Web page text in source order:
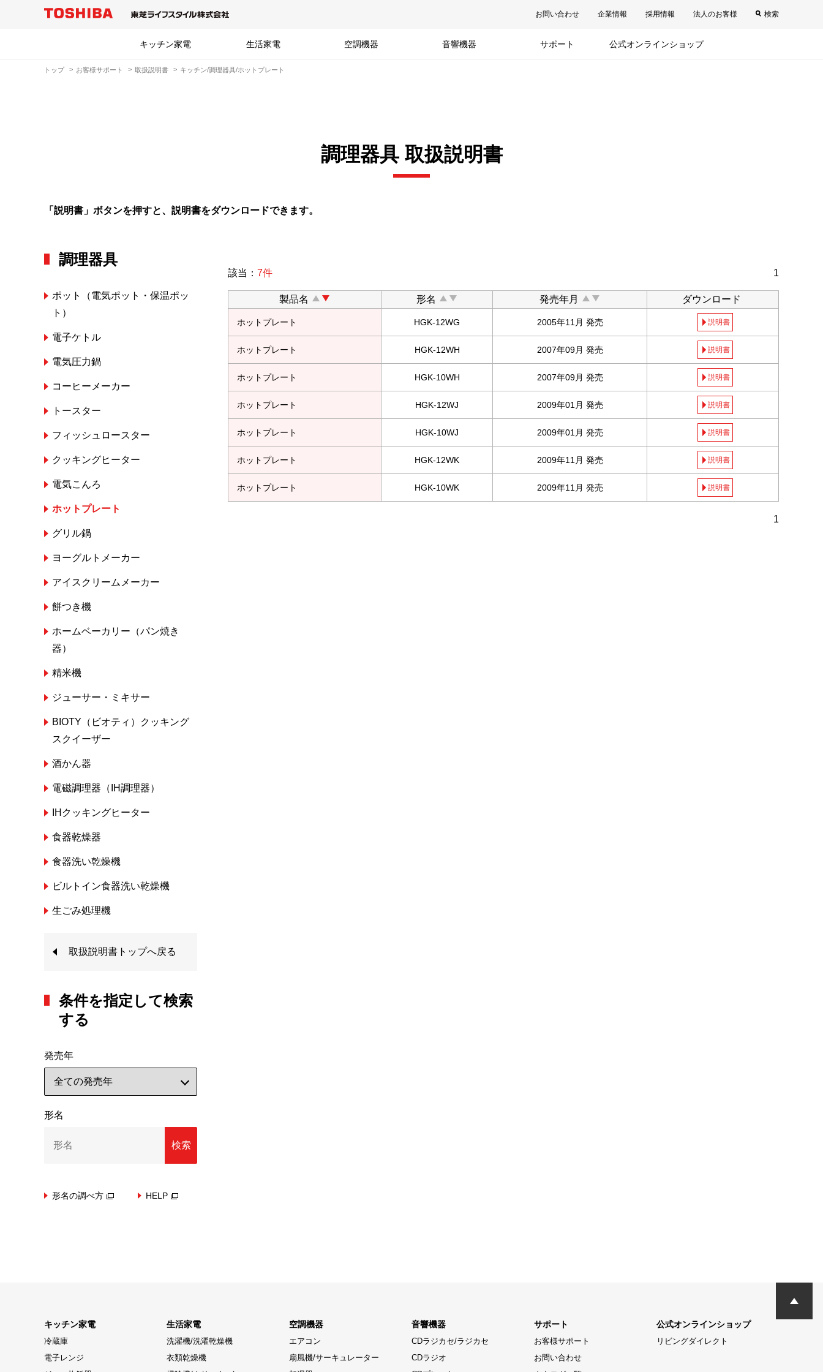
お問い合わせ 企業情報 採用情報 法人のお客様 検索
キッチン家電 生活家電 空調機器 音響機器 サポート 公式オンラインショップ
トップ お客様サポート 取扱説明書 キッチン/調理器具/ホットプレート
調理器具 取扱説明書
「説明書」ボタンを押すと、説明書をダウンロードできます。
調理器具
ポット（電気ポット・保温ポッ
ト）
電子ケトル
電気圧力鍋
コーヒーメーカー
トースター
フィッシュロースター
クッキングヒーター
電気こんろ
ホットプレート
グリル鍋
ヨーグルトメーカー
アイスクリームメーカー
餅つき機
ホームベーカリー（パン焼き
器）
精米機
ジューサー・ミキサー
BIOTY（ビオティ）クッキング
スクイーザー
酒かん器
電磁調理器（IH調理器）
IHクッキングヒーター
食器乾燥器
食器洗い乾燥機
ビルトイン食器洗い乾燥機
生ごみ処理機
取扱説明書トップへ戻る
条件を指定して検索
する
発売年
形名
検索
形名の調べ方 HELP
該当： 7件 1
製品名 形名 発売年月 ダウンロード
ホットプレート HGK-12WG 2005年11月 発売 説明書
ホットプレート HGK-12WH 2007年09月 発売 説明書
ホットプレート HGK-10WH 2007年09月 発売 説明書
ホットプレート HGK-12WJ 2009年01月 発売 説明書
ホットプレート HGK-10WJ 2009年01月 発売 説明書
ホットプレート HGK-12WK 2009年11月 発売 説明書
ホットプレート HGK-10WK 2009年11月 発売 説明書
1
キッチン家電
冷蔵庫
電子レンジ
生活家電
洗濯機/洗濯乾燥機
衣類乾燥機
空調機器
エアコン
扇風機/サーキュレーター
音響機器
CDラジカセ/ラジカセ
CDラジオ
サポート
お客様サポート
お問い合わせ
公式オンラインショップ
リビングダイレクト